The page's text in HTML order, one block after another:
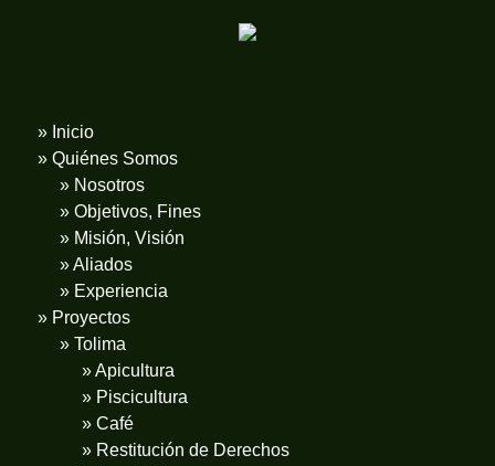
» Inicio
» Quiénes Somos
» Nosotros
» Objetivos, Fines
» Misión, Visión
» Aliados
» Experiencia
» Proyectos
» Tolima
» Apicultura
» Piscicultura
» Café
» Restitución de Derechos